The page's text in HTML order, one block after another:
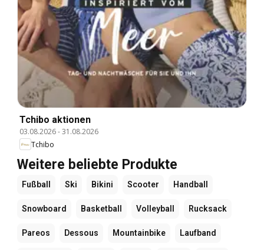
Tchibo aktionen
03.08.2026-31.08.2026
Tchibo
Weitere beliebte Produkte
Fußball Ski Bikini Scooter Handball
Snowboard Basketball Volleyball Rucksack
Pareos Dessous Mountainbike Laufband